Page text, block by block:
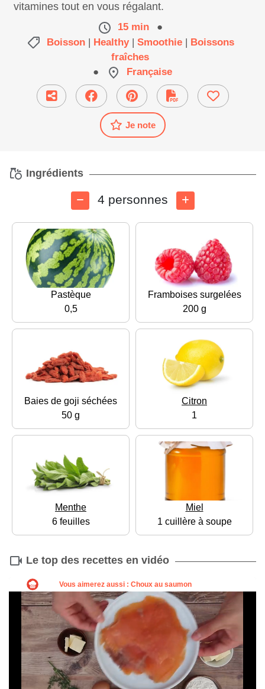
vitamines tout en vous régalant.
15 min
●
Boisson | Healthy | Smoothie | Boissons
fraîches
●
Française
Je note
Ingrédients
4 personnes
Pastèque
0,5
Framboises surgelées
200 g
Baies de goji séchées
50 g
Citron
1
Menthe
6 feuilles
Miel
1 cuillère à soupe
Le top des recettes en vidéo